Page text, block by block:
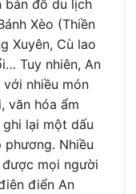
bản đồ du lịch
Xèo (Thiền
Xuyên, Cù lao
Tuy nhiên, An
nhiều món
văn hóa ẩm
lại một dấu
Nhiều
mọi người
điển An